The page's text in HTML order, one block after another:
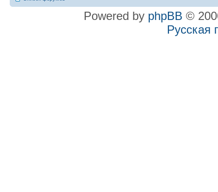
Powered by phpBB ©
Русская